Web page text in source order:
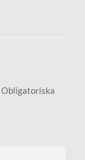
Obligatoriska